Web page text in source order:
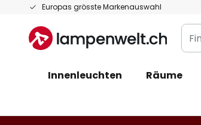
Europas grösste Markenauswahl
Zum
springen
Sie
Innenleuchten Räume